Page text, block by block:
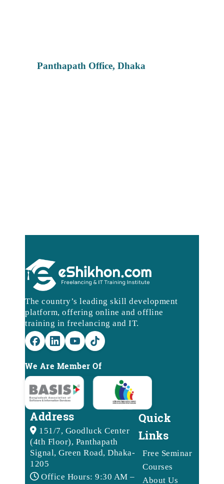
Panthapath Office, Dhaka
The country’s leading skill development
platform, offering online and offline
training in freelancing and IT.
We Are Member Of
Address
151/7, Goodluck Center
(4th Floor), Panthapath
Signal, Green Road, Dhaka-
1205
Office Hours: 9:30 AM –
Quick
Links
Free Seminar
Courses
About Us